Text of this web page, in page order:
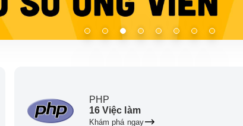
PHP
16 Việc làm
Khám phá ngay